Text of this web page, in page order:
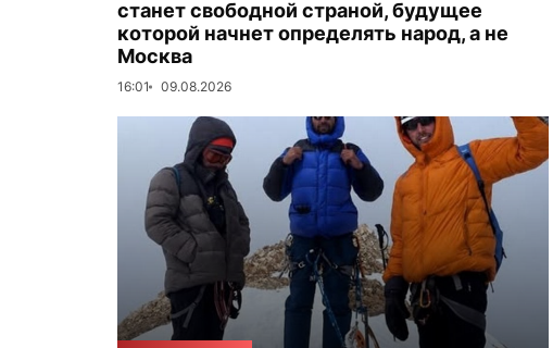
станет свободной страной, будущее
которой начнет определять народ, а не
Москва
16:01 09.08.2026